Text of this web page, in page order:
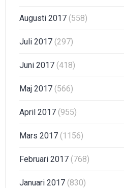
Augusti 2017 (558)
Juli 2017 (297)
Juni 2017 (418)
Maj 2017 (566)
April 2017 (955)
Mars 2017 (1156)
Februari 2017 (768)
Januari 2017 (830)